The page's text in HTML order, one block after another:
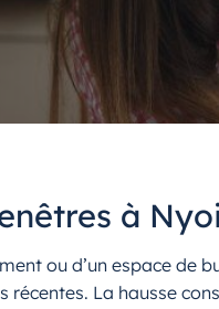
à
ou d’un espace
récentes. La hausse